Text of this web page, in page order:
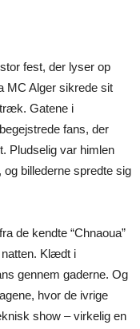
fest, der lyser op
MC Alger sikrede sit
Gatene i
fans, der
Pludselig var himlen
billederne spredte sig
de kendte “Chnaoua”
natten. Klædt i
gennem gaderne. Og
hvor de ivrige
show – virkelig en